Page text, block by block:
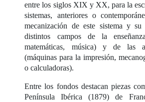
entre los siglos XIX y XX, para la
sistemas, anteriores o
mecanización de este sistema y
distintos campos de la
matemáticas, música) y de las
(máquinas para la impresión,
o calculadoras).
Entre los fondos destacan piezas
Península Ibérica (1879) de